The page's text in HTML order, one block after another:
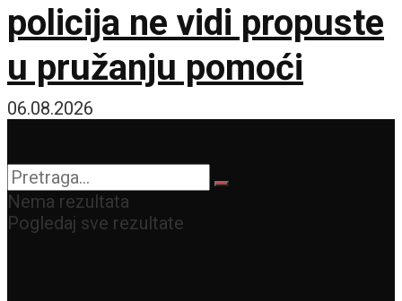
policija ne vidi propuste
u pružanju pomoći
06.08.2026
Nema rezultata
Pogledaj sve rezultate